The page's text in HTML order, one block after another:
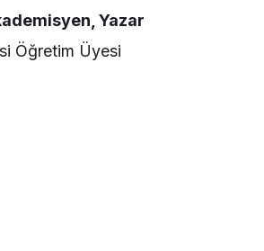
Yazar
Öğretim Üyesi